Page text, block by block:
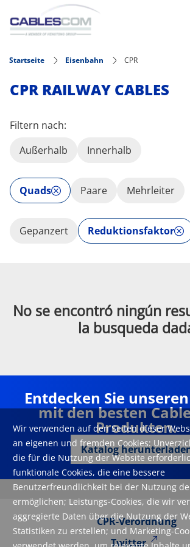
Direkt zum Inhalt
Wir verwenden auf den Seiten dieser
an eigenen und fremden Cookies:
die für die Nutzung der Website
funktionale Cookies, die eine bessere
Benutzerfreundlichkeit bei der Nutzung
ermöglichen; Leistungs-Cookies, die wir
aggregierte Daten über die Nutzung der
Statistiken zu erstellen; und Marketing-
Startseite Eisenbahn CPR
CPR RAILWAY CABLES
Filtern nach:
Außerhalb
Innerhalb
Quads Paare Mehrleiter
Gepanzert Reduktionsfaktor
No se encontró ningún
la busqueda
Entdecken Sie
mit den besten
Produkten.
Katalog
CPR-Verordnung
Twitter